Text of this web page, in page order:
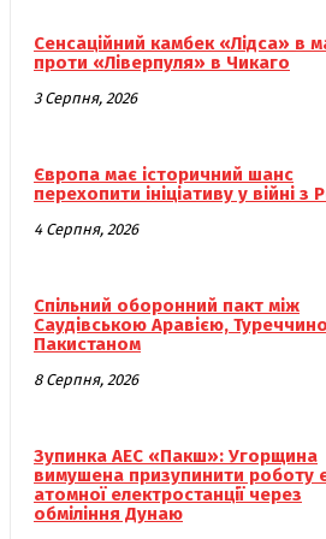
Сенсаційний камбек «Лідса» в
проти «Ліверпуля» в Чикаго
3 Серпня, 2026
Європа має історичний шанс
перехопити ініціативу у війні з
4 Серпня, 2026
Спільний оборонний пакт між
Саудівською Аравією,
Пакистаном
8 Серпня, 2026
Зупинка АЕС «Пакш»: Угорщина
вимушена призупинити роботу
атомної електростанції через
обміління Дунаю